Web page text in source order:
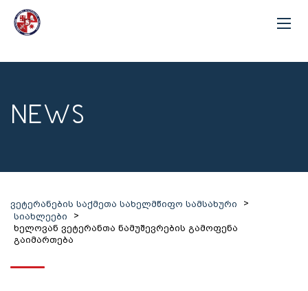
NEWS
ვეტერანების საქმეთა სახელმწიფო სამსახური
>
სიახლეები
>
ხელოვან ვეტერანთა ნამუშევრების გამოფენა
გაიმართება